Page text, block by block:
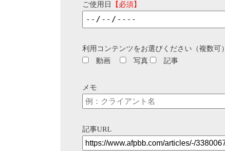
ご使用日 【必須】
利用コンテンツをお選びください（複数可）
動画
写真 記事
メモ
記事URL